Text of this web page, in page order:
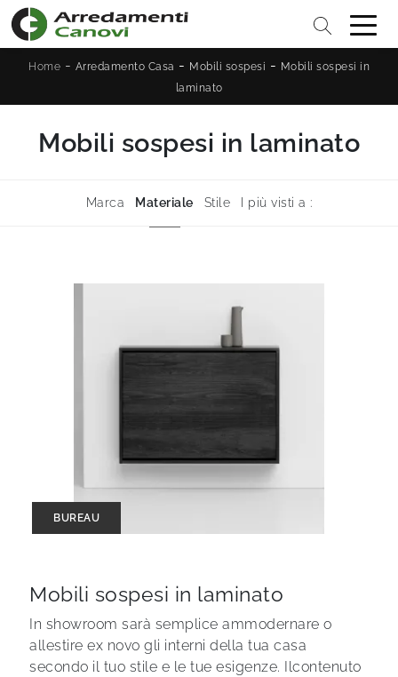
Home - Arredamento Casa - Mobili sospesi - Mobili sospesi in
laminato
Mobili sospesi in laminato
Marca Materiale Stile I più visti a :
BUREAU
Mobili sospesi in laminato
In showroom sarà semplice ammodernare o
allestire ex novo gli interni della tua casa
secondo il tuo stile e le tue esigenze. Ilcontenuto